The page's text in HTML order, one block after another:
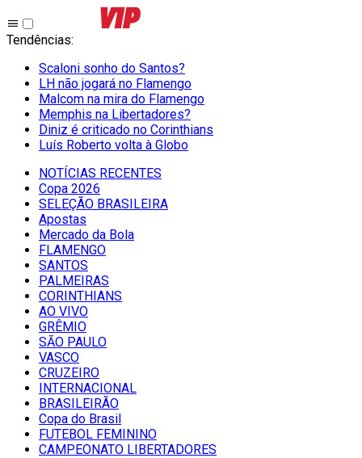
Tendências:
Scaloni sonho do Santos?
LH não jogará no Flamengo
Malcom na mira do Flamengo
Memphis na Libertadores?
Diniz é criticado no Corinthians
Luís Roberto volta à Globo
NOTÍCIAS RECENTES
Copa 2026
SELEÇÃO BRASILEIRA
Apostas
Mercado da Bola
FLAMENGO
SANTOS
PALMEIRAS
CORINTHIANS
AO VIVO
GRÊMIO
SĀO PAULO
VASCO
CRUZEIRO
INTERNACIONAL
BRASILEIRÃO
Copa do Brasil
FUTEBOL FEMININO
CAMPEONATO LIBERTADORES